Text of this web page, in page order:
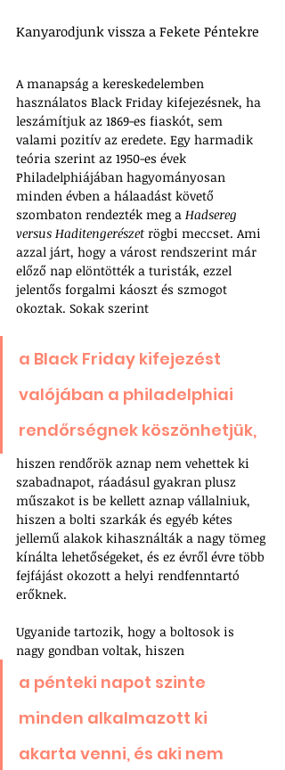
Kanyarodjunk vissza a Fekete Péntekre
A manapság a kereskedelemben
használatos Black Friday kifejezésnek, ha
leszámítjuk az 1869-es fiaskót, sem
valami pozitív az eredete. Egy harmadik
teória szerint az 1950-es évek
Philadelphiájában hagyományosan
minden évben a hálaadást követő
szombaton rendezték meg a Hadsereg
versus Haditengerészet rögbi meccset. Ami
azzal járt, hogy a várost rendszerint már
előző nap elöntötték a turisták, ezzel
jelentős forgalmi káoszt és szmogot
okoztak. Sokak szerint
a Black Friday kifejezést
valójában a philadelphiai
rendőrségnek köszönhetjük,
hiszen rendőrök aznap nem vehettek ki
szabadnapot, ráadásul gyakran plusz
műszakot is be kellett aznap vállalniuk,
hiszen a bolti szarkák és egyéb kétes
jellemű alakok kihasználták a nagy tömeg
kínálta lehetőségeket, és ez évről évre több
fejfájást okozott a helyi rendfenntartó
erőknek.
Ugyanide tartozik, hogy a boltosok is
nagy gondban voltak, hiszen
a pénteki napot szinte
minden alkalmazott ki
akarta venni, és aki nem